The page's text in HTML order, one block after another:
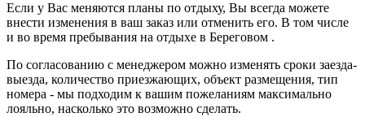
Если у Вас меняются планы по отдыху, Вы всегда можете
внести изменения в ваш заказ или отменить его. В том числе
и во время пребывания на отдыхе в Береговом .
По согласованию с менеджером можно изменять сроки заезда-
выезда, количество приезжающих, объект размещения, тип
номера - мы подходим к вашим пожеланиям максимально
лояльно, насколько это возможно сделать.